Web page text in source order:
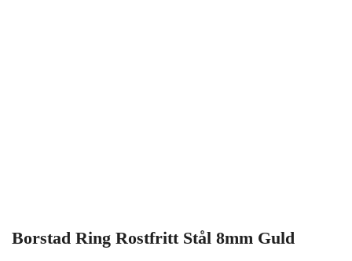
Borstad Ring Rostfritt Stål 8mm Guld